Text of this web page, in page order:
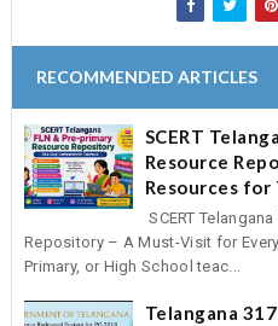
RECOMMENDED ARTICLES
SCERT
Resource
Resources for
SCERT
Repository – A Must-Visit for
Primary, or High School teac...
Telangana